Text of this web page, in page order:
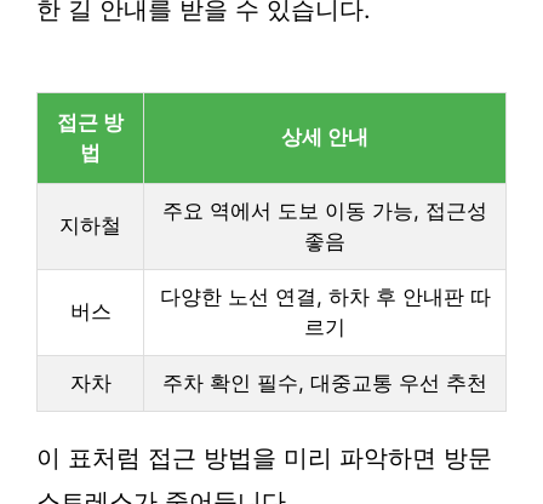
한 길 안내를 받을 수 있습니다.
접근 방
법
상세 안내
지하철
주요 역에서 도보 이동 가능, 접근성
좋음
버스
다양한 노선 연결, 하차 후 안내판 따
르기
자차 주차 확인 필수, 대중교통 우선 추천
이 표처럼 접근 방법을 미리 파악하면 방문